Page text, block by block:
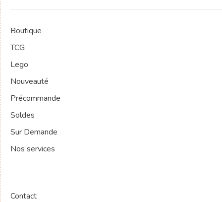
Boutique
TCG
Lego
Nouveauté
Précommande
Soldes
Sur Demande
Nos services
Contact